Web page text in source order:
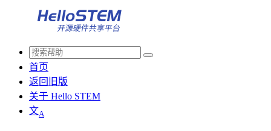
首页
返回旧版
关于 Hello STEM
文A